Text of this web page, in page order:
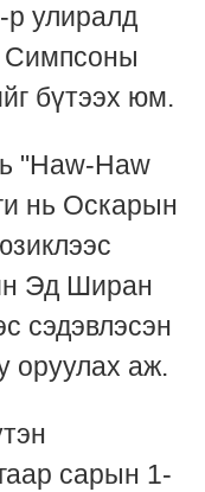
улиралд
Симпсоны
бүтээх юм.
"Haw-Haw
нь Оскарын
Эд Ширан
сэдэвлэсэн
оруулах аж.
сарын 1-